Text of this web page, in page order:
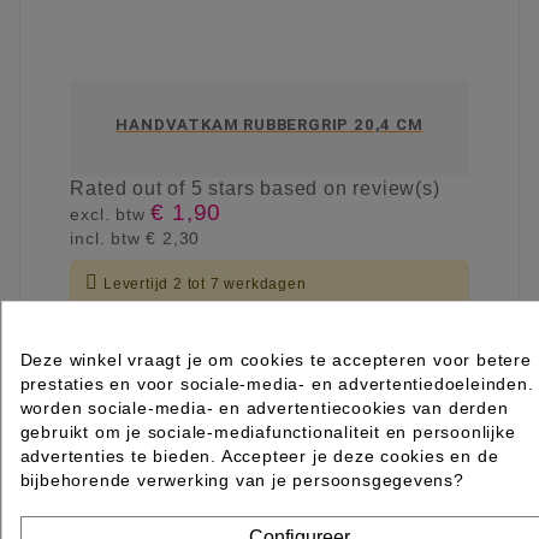
HANDVATKAM RUBBERGRIP 20,4 CM
Ratedout of 5 stars based on review(s)
excl. btw€ 1,90
incl. btw€ 2,30
 Levertijd 2 tot 7 werkdagen
Deze winkel vraagt je om cookies te accepteren voor betere
prestaties en voor sociale-media- en advertentiedoeleinden.
worden sociale-media- en advertentiecookies van derden
gebruikt om je sociale-mediafunctionaliteit en persoonlijke
advertenties te bieden. Accepteer je deze cookies en de
bijbehorende verwerking van je persoonsgegevens?